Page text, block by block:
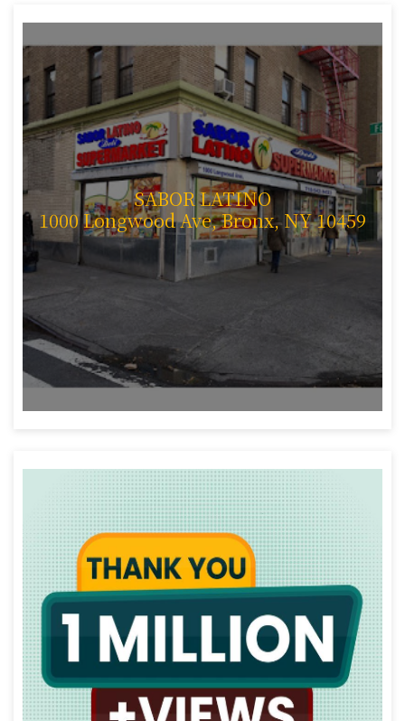
SABOR LATINO
1000 Longwood Ave, Bronx, NY 10459